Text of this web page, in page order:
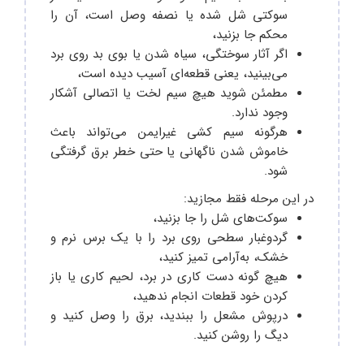
سوکتی شل شده یا نصفه وصل است، آن را
محکم جا بزنید،
اگر آثار سوختگی، سیاه شدن یا بوی بد روی برد
می‌بینید، یعنی قطعه‌ای آسیب دیده است،
مطمئن شوید هیچ سیم لخت یا اتصالی آشکار
وجود ندارد.
هرگونه سیم ‌کشی غیرایمن می‌تواند باعث
خاموش شدن ناگهانی یا حتی خطر برق ‌گرفتگی
شود.
در این مرحله فقط مجازید:
سوکت‌های شل را جا بزنید،
گردوغبار سطحی روی برد را با یک برس نرم و
خشک، به‌آرامی تمیز کنید،
هیچ‌ گونه دست‌ کاری در برد، لحیم‌ کاری یا باز
کردن خود قطعات انجام ندهید،
درپوش مشعل را ببندید، برق را وصل کنید و
دیگ را روشن کنید.